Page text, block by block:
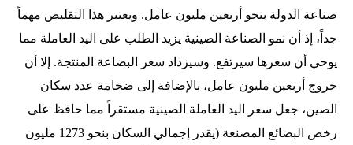
صناعة الدولة بنحو أربعين مليون عامل. ويعتبر هذا التقليص مهماً
جداً، إذ أن نمو الصناعة الصينية يزيد الطلب على اليد العاملة مما
يوحي أن سعرها سيرتفع. وسيزداد سعر البضاعة المنتجة. إلا أن
خروج أربعين مليون عامل، بالإضافة إلى ضخامة عدد سكان
الصين، جعل سعر اليد العاملة الصينية مستقراً مما حافظ على
رخص البضائع المصنعة (يقدر إجمالي السكان بنحو 1273 مليون